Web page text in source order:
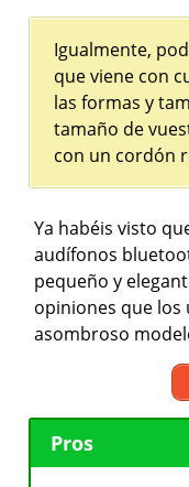
Igualmente,
que viene con
las formas y
tamaño de
con un cordón
Ya habéis visto
audífonos
pequeño y
opiniones que los
asombroso
Pros